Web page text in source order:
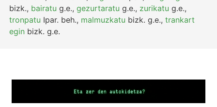
bizk., bairatu g.e.,gezurtaratu g.e., zurikatu g.e.,
tronpatu Ipar. beh., malmuzkatu bizk. g.e.,trankart
egin bizk. g.e.